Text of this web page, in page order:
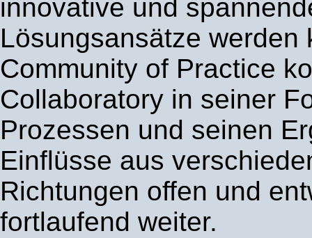
innovative und
Lösungsansätze werden
Community of Practice
Collaboratory in seiner
Prozessen und seinen
Einflüsse aus
Richtungen offen und
fortlaufend weiter.